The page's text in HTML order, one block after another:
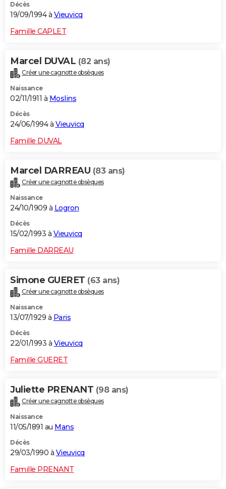
Décès
19/09/1994 à Vieuvicq
Famille CAPLET
Marcel DUVAL (82 ans)
Créer une cagnotte obsèques
Naissance
02/11/1911 à Moslins
Décès
24/06/1994 à Vieuvicq
Famille DUVAL
Marcel DARREAU (83 ans)
Créer une cagnotte obsèques
Naissance
24/10/1909 à Logron
Décès
15/02/1993 à Vieuvicq
Famille DARREAU
Simone GUERET (63 ans)
Créer une cagnotte obsèques
Naissance
13/07/1929 à Paris
Décès
22/01/1993 à Vieuvicq
Famille GUERET
Juliette PRENANT (98 ans)
Créer une cagnotte obsèques
Naissance
11/05/1891 au Mans
Décès
29/03/1990 à Vieuvicq
Famille PRENANT